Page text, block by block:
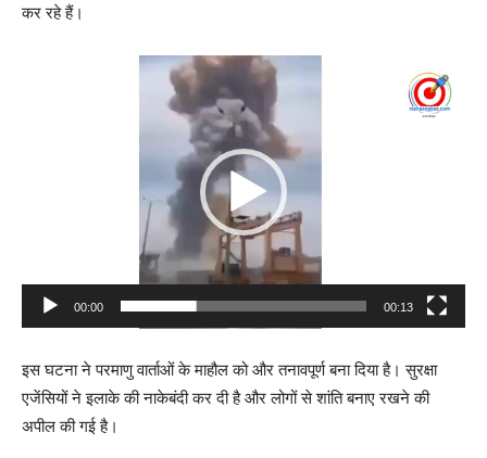
कर रहे हैं।
00:00 00:13
इस घटना ने परमाणु वार्ताओं के माहौल को और तनावपूर्ण बना दिया है। सुरक्षा
एजेंसियों ने इलाके की नाकेबंदी कर दी है और लोगों से शांति बनाए रखने की
अपील की गई है।